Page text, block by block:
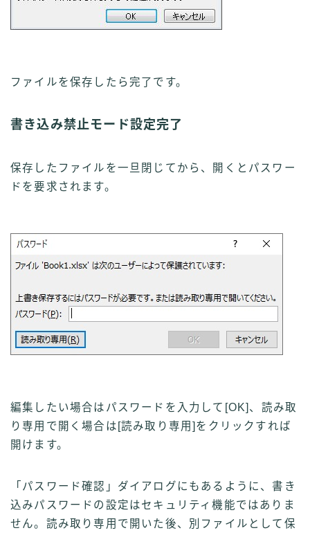
ファイルを保存したら完了です。
書き込み禁止モード設定完了
保存したファイルを一旦閉じてから、開くとパスワー
ドを要求されます。
編集したい場合はパスワードを入力して[OK]、読み取
り専用で開く場合は[読み取り専用]をクリックすれば
開けます。
「パスワード確認」ダイアログにもあるように、書き
込みパスワードの設定はセキュリティ機能ではありま
せん。読み取り専用で開いた後、別ファイルとして保